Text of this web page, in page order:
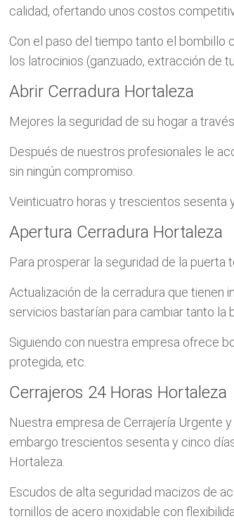
calidad, ofertando unos costos
Con el paso del tiempo tanto el bombillo
los latrocinios (ganzuado, extracción de
Abrir Cerradura Hortaleza
Mejores la seguridad de su hogar a
Después de nuestros profesionales le
sin ningún compromiso.
Veinticuatro horas y trescientos sesenta
Apertura Cerradura Hortaleza
Para prosperar la seguridad de la puerta
Actualización de la cerradura que tienen
servicios bastarían para cambiar tanto la
Siguiendo con nuestra empresa ofrece
protegida, etc.
Cerrajeros 24 Horas Hortaleza
Nuestra empresa de Cerrajería Urgente
embargo trescientos sesenta y cinco
Hortaleza.
Escudos de alta seguridad macizos de
tornillos de acero inoxidable con